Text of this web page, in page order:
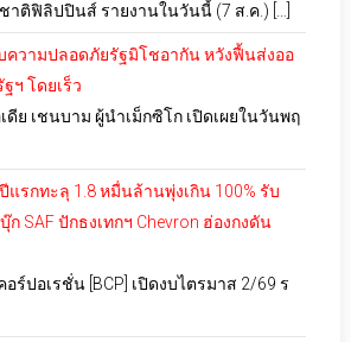
าติฟิลิปปินส์ รายงานในวันนี้ (7 ส.ค.) […]
ความปลอดภัยรัฐมิโชอากัน หวังฟื้นส่งออ
ฯ โดยเร็ว
ย เชนบาม ผู้นำเม็กซิโก เปิดเผยในวันพฤ
แรกทะลุ 1.8 หมื่นล้านพุ่งเกิน 100% รับ
ก SAF ปักธงเทกฯ Chevron ฮ่องกงดัน
ร์ปอเรชั่น [BCP] เปิดงบไตรมาส 2/69 ร